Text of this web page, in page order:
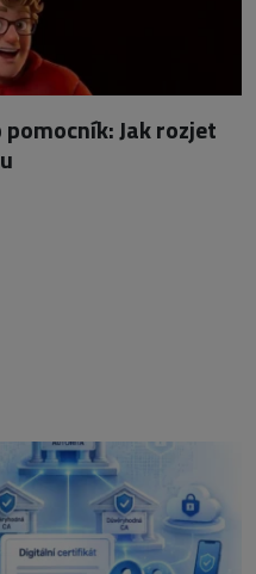
Jak rozjet